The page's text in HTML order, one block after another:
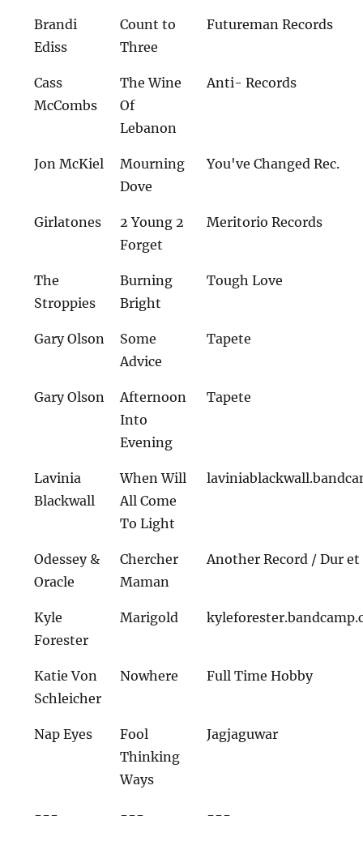
Brandi
Ediss
Count to
Three
Futureman Records
Cass
McCombs
The Wine
Of
Lebanon
Anti- Records
Jon McKiel
Mourning
Dove
You've Changed Rec.
Girlatones
2 Young 2
Forget
Meritorio Records
The
Stroppies
Burning
Bright
Tough Love
Gary Olson
Some
Advice
Tapete
Gary Olson
Afternoon
Into
Evening
Tapete
Lavinia
Blackwall
When Will
All Come
To Light
Odessey &
Oracle
Chercher
Maman
Another Record / Dur
Kyle
Forester
Marigold
Katie Von
Schleicher
Nowhere Full Time Hobby
Nap Eyes
Fool
Thinking
Ways
Jagjaguwar
--- --- ---